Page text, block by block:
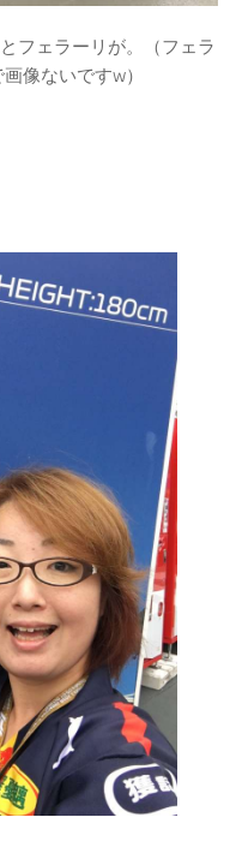
フェラーリが。（フェラ
像ないですw）